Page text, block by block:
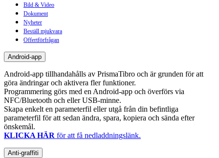
Bild & Video
Dokument
Nyheter
Beställ mjukvara
Offertförfrågan
Android-app
Android-app tillhandahålls av PrismaTibro och är grunden för att
göra ändringar och aktivera fler funktioner.
Programmering görs med en Android-app och överförs via
NFC/Bluetooth och eller USB-minne.
Skapa enkelt en parameterfil eller utgå från din befintliga
parameterfil för att sedan ändra, spara, kopiera och sända efter
önskemål.
KLICKA HÄR för att få nedladdningslänk.
Anti-graffiti